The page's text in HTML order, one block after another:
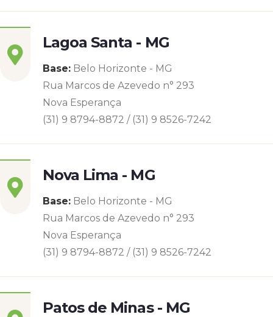
Lagoa Santa - MG
Base: Belo Horizonte - MG
Rua Marcos de Azevedo n° 293
Nova Esperança
(31) 9 8794-8872 / (31) 9 8526-7242
Nova Lima - MG
Base: Belo Horizonte - MG
Rua Marcos de Azevedo n° 293
Nova Esperança
(31) 9 8794-8872 / (31) 9 8526-7242
Patos de Minas - MG